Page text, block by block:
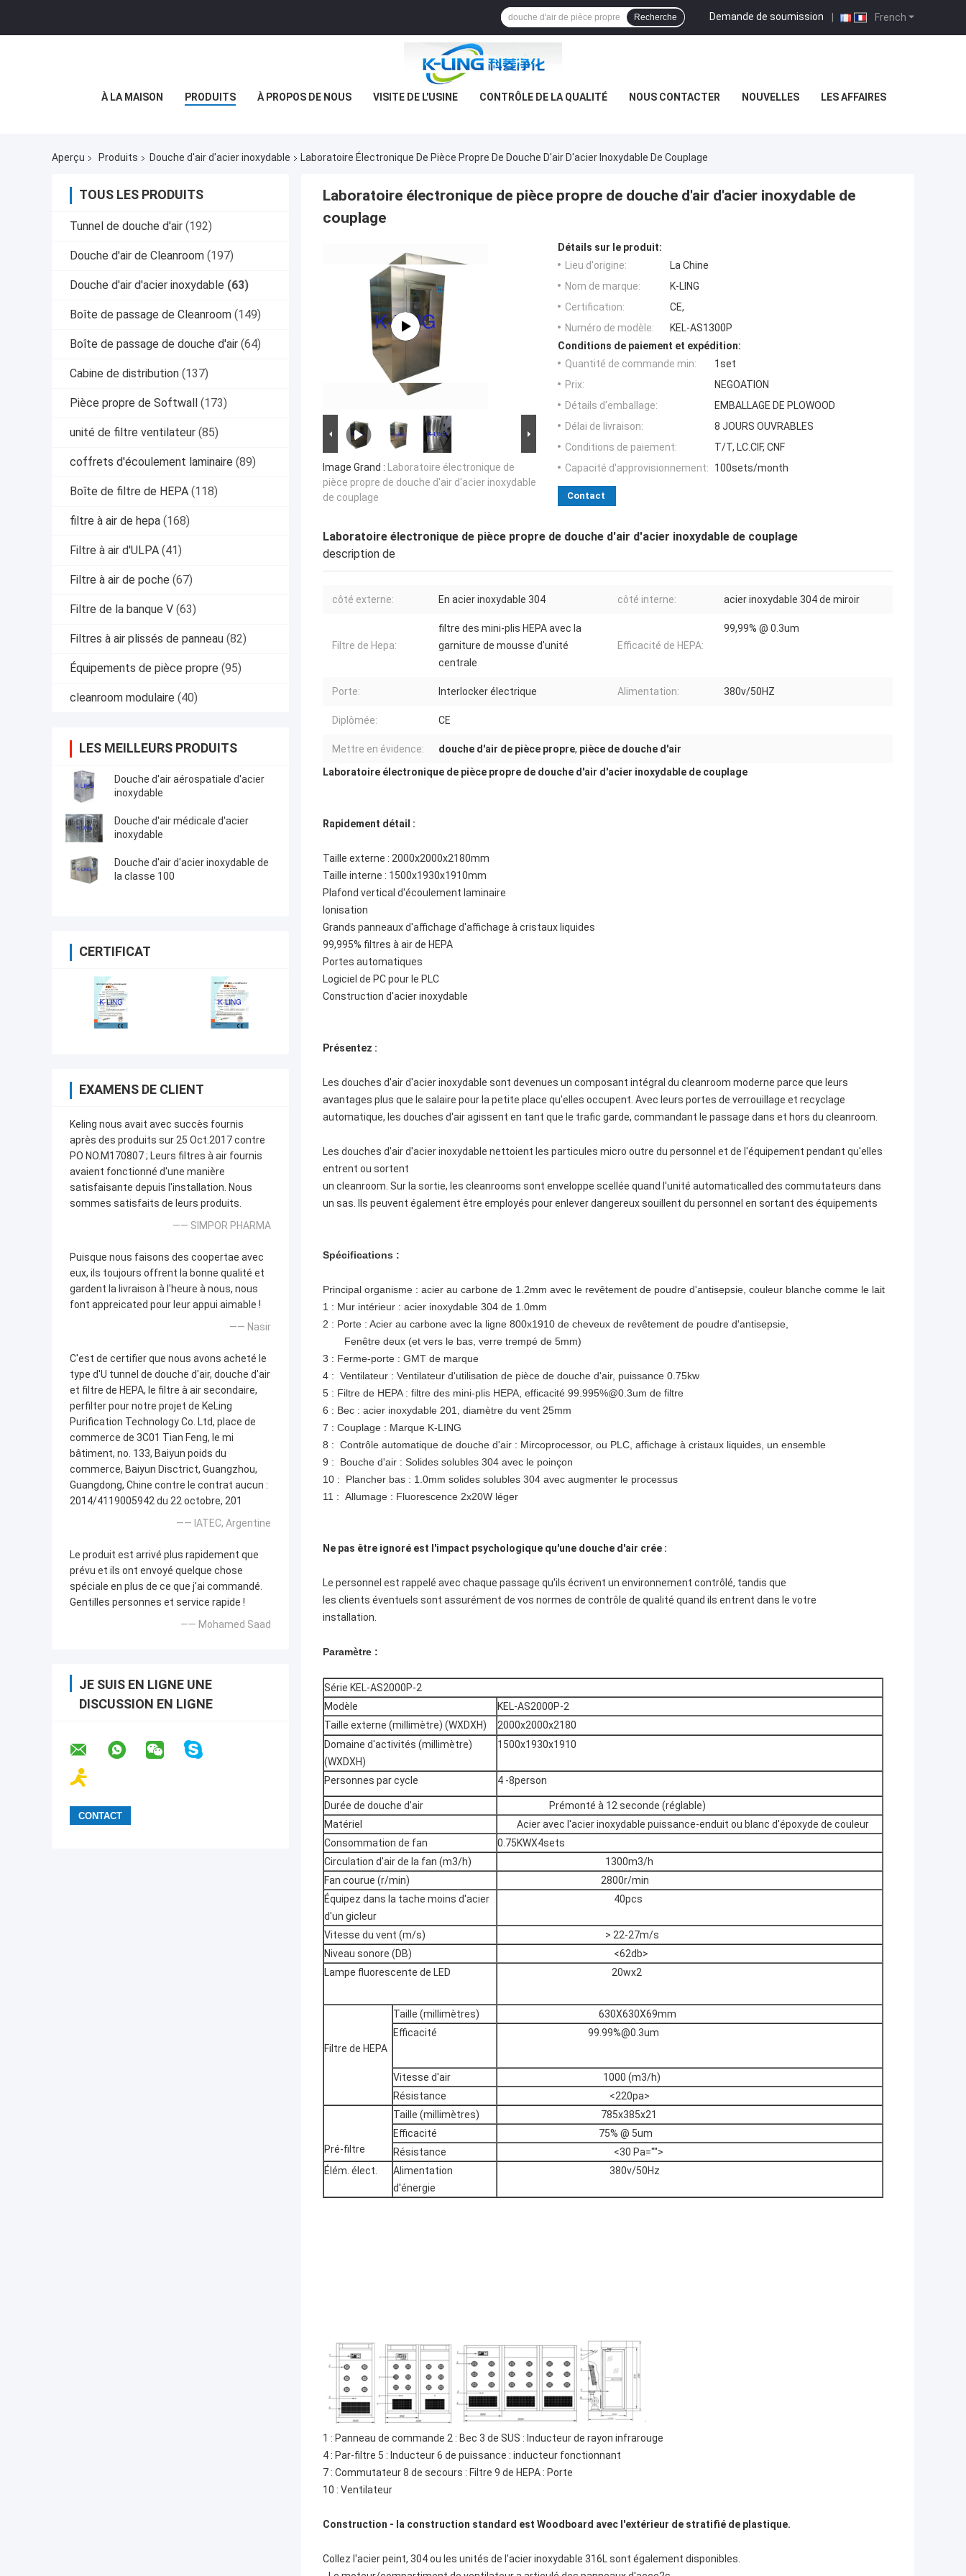
French
Demande de soumission |
Recherche
À LA MAISON PRODUITS À PROPOS DE NOUS VISITE DE L'USINE CONTRÔLE DE LA QUALITÉ NOUS CONTACTER NOUVELLES LES AFFAIRES
Aperçu Produits Douche d'air d'acier inoxydable Laboratoire Électronique De Pièce Propre De Douche D'air D'acier Inoxydable De Couplage
TOUS LES PRODUITS
Tunnel de douche d'air (192)
Douche d'air de Cleanroom (197)
Douche d'air d'acier inoxydable (63)
Boîte de passage de Cleanroom (149)
Boîte de passage de douche d'air (64)
Cabine de distribution (137)
Pièce propre de Softwall (173)
unité de filtre ventilateur (85)
coffrets d'écoulement laminaire (89)
Boîte de filtre de HEPA (118)
filtre à air de hepa (168)
Filtre à air d'ULPA (41)
Filtre à air de poche (67)
Filtre de la banque V (63)
Filtres à air plissés de panneau (82)
Équipements de pièce propre (95)
cleanroom modulaire (40)
LES MEILLEURS PRODUITS
Douche d'air aérospatiale d'acier
inoxydable
Douche d'air médicale d'acier
inoxydable
Douche d'air d'acier inoxydable de
la classe 100
CERTIFICAT
EXAMENS DE CLIENT
Keling nous avait avec succès fournis
après des produits sur 25 Oct.2017 contre
PO NO.M170807 ; Leurs filtres à air fournis
avaient fonctionné d'une manière
satisfaisante depuis l'installation. Nous
sommes satisfaits de leurs produits.
—— SIMPOR PHARMA
Puisque nous faisons des coopertae avec
eux, ils toujours offrent la bonne qualité et
gardent la livraison à l'heure à nous, nous
font appreicated pour leur appui aimable !
—— Nasir
C'est de certifier que nous avons acheté le
type d'U tunnel de douche d'air, douche d'air
et filtre de HEPA, le filtre à air secondaire,
perfilter pour notre projet de KeLing
Purification Technology Co. Ltd, place de
commerce de 3C01 Tian Feng, le mi
bâtiment, no. 133, Baiyun poids du
commerce, Baiyun Disctrict, Guangzhou,
Guangdong, Chine contre le contrat aucun :
2014/4119005942 du 22 octobre, 201
—— IATEC, Argentine
Le produit est arrivé plus rapidement que
prévu et ils ont envoyé quelque chose
spéciale en plus de ce que j'ai commandé.
Gentilles personnes et service rapide !
—— Mohamed Saad
JE SUIS EN LIGNE UNE
DISCUSSION EN LIGNE
Laboratoire électronique de pièce propre de douche d'air d'acier inoxydable de
couplage
Image Grand : Laboratoire électronique de
pièce propre de douche d'air d'acier inoxydable
de couplage
Détails sur le produit:
Lieu d'origine:
La Chine
Nom de marque:
K-LING
Certification:
CE,
Numéro de modèle:
KEL-AS1300P
Conditions de paiement et expédition:
Quantité de commande min:
1set
Prix:
NEGOATION
Détails d'emballage:
EMBALLAGE DE PLOWOOD
Délai de livraison:
8 JOURS OUVRABLES
Conditions de paiement:
T/T, LC.CIF, CNF
Capacité d'approvisionnement:
100sets/month
Contact
Laboratoire électronique de pièce propre de douche d'air d'acier inoxydable de couplage
description de
côté externe: En acier inoxydable 304 côté interne: acier inoxydable 304 de miroir
Filtre de Hepa:
filtre des mini-plis HEPA avec la
garniture de mousse d'unité
centrale
Efficacité de HEPA:
99,99% @ 0.3um
Porte: Interlocker électrique Alimentation: 380v/50HZ
Diplômée: CE
Mettre en évidence: douche d'air de pièce propre, pièce de douche d'air
Laboratoire électronique de pièce propre de douche d'air d'acier inoxydable de couplage
Rapidement détail :
Taille externe : 2000x2000x2180mm
Taille interne : 1500x1930x1910mm
Plafond vertical d'écoulement laminaire
Ionisation
Grands panneaux d'affichage d'affichage à cristaux liquides
99,995% filtres à air de HEPA
Portes automatiques
Logiciel de PC pour le PLC
Construction d'acier inoxydable
Présentez :
Les douches d'air d'acier inoxydable sont devenues un composant intégral du cleanroom moderne parce que leurs
avantages plus que le salaire pour la petite place qu'elles occupent. Avec leurs portes de verrouillage et recyclage
automatique, les douches d'air agissent en tant que le trafic garde, commandant le passage dans et hors du cleanroom.
Les douches d'air d'acier inoxydable nettoient les particules micro outre du personnel et de l'équipement pendant qu'elles
entrent ou sortent
un cleanroom. Sur la sortie, les cleanrooms sont enveloppe scellée quand l'unité automaticalled des commutateurs dans
un sas. Ils peuvent également être employés pour enlever dangereux souillent du personnel en sortant des équipements
Spécifications :
Principal organisme : acier au carbone de 1.2mm avec le revêtement de poudre d'antisepsie, couleur blanche comme le lait
1 : Mur intérieur : acier inoxydable 304 de 1.0mm
2 : Porte : Acier au carbone avec la ligne 800x1910 de cheveux de revêtement de poudre d'antisepsie,
Fenêtre deux (et vers le bas, verre trempé de 5mm)
3 : Ferme-porte : GMT de marque
4 : Ventilateur : Ventilateur d'utilisation de pièce de douche d'air, puissance 0.75kw
5 : Filtre de HEPA : filtre des mini-plis HEPA, efficacité 99.995%@0.3um de filtre
6 : Bec : acier inoxydable 201, diamètre du vent 25mm
7 : Couplage : Marque K-LING
8 : Contrôle automatique de douche d'air : Mircoprocessor, ou PLC, affichage à cristaux liquides, un ensemble
9 : Bouche d'air : Solides solubles 304 avec le poinçon
10 : Plancher bas : 1.0mm solides solubles 304 avec augmenter le processus
11 : Allumage : Fluorescence 2x20W léger
Ne pas être ignoré est l'impact psychologique qu'une douche d'air crée :
Le personnel est rappelé avec chaque passage qu'ils écrivent un environnement contrôlé, tandis que
les clients éventuels sont assurément de vos normes de contrôle de qualité quand ils entrent dans le votre
installation.
Paramètre :
Série KEL-AS2000P-2
Modèle
KEL-AS2000P-2
Taille externe (millimètre) (WXDXH)
2000x2000x2180
Domaine d'activités (millimètre)
(WXDXH)
1500x1930x1910
Personnes par cycle 4 -8person
Durée de douche d'air
Prémonté à 12 seconde (réglable)
Matériel
Acier avec l'acier inoxydable puissance-enduit ou blanc d'époxyde de couleur
Consommation de fan
0.75KWX4sets
Circulation d'air de la fan (m3/h)
1300m3/h
Fan courue (r/min)
2800r/min
Équipez dans la tache moins d'acier
d'un gicleur
40pcs
Vitesse du vent (m/s)
> 22-27m/s
Niveau sonore (DB)
<62db>
Lampe fluorescente de LED
20wx2
Filtre de HEPA
Taille (millimètres)
630X630X69mm
Efficacité
99.99%@0.3um
Vitesse d'air
1000 (m3/h)
Résistance
<220pa>
Pré-filtre
Taille (millimètres)
785x385x21
Efficacité
75% @ 5um
Résistance
<30 Pa="">
Élém. élect.
Alimentation
d'énergie
380v/50Hz
1 : Panneau de commande 2 : Bec 3 de SUS : Inducteur de rayon infrarouge
4 : Par-filtre 5 : Inducteur 6 de puissance : inducteur fonctionnant
7 : Commutateur 8 de secours : Filtre 9 de HEPA : Porte
10 : Ventilateur
Construction - la construction standard est Woodboard avec l'extérieur de stratifié de plastique.
Collez l'acier peint, 304 ou les unités de l'acier inoxydable 316L sont également disponibles.